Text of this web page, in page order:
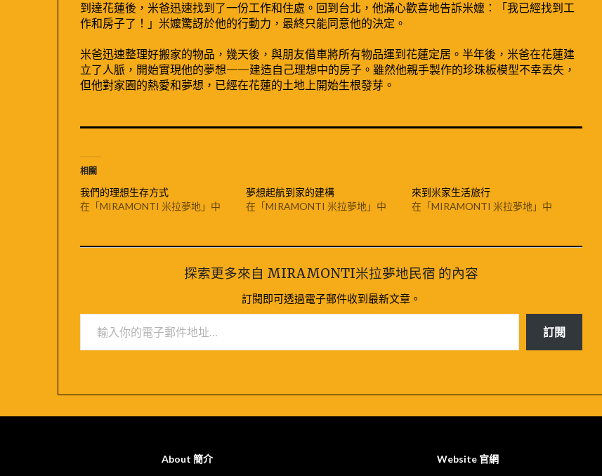
到達花蓮後，米爸迅速找到了一份工作和住處。回到台北，他滿心歡喜地告訴米嬤：「我已經找到工
作和房子了！」米嬤驚訝於他的行動力，最終只能同意他的決定。
米爸迅速整理好搬家的物品，幾天後，與朋友借車將所有物品運到花蓮定居。半年後，米爸在花蓮建
立了人脈，開始實現他的夢想——建造自己理想中的房子。雖然他親手製作的珍珠板模型不幸丟失，
但他對家園的熱愛和夢想，已經在花蓮的土地上開始生根發芽。
相關
我們的理想生存方式
在「MIRAMONTI 米拉夢地」中
夢想起航到家的建構
在「MIRAMONTI 米拉夢地」中
來到米家生活旅行
在「MIRAMONTI 米拉夢地」中
探索更多來自 MIRAMONTI米拉夢地民宿 的內容
訂閱即可透過電子郵件收到最新文章。
輸入你的電子郵件地址…
訂閱
About 簡介 Website 官網